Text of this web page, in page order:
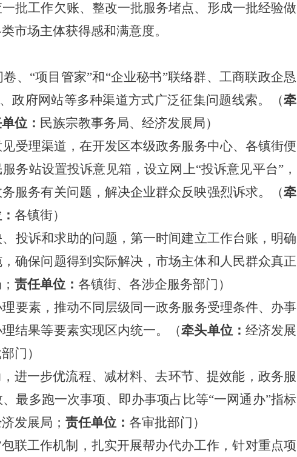
批工作欠账、整改一批服务堵点、形成一批经验做
市场主体获得感和满意度。
、 “项目管家”和“企业秘书”联络群、工商联政企恳
政府网站等多种渠道方式广泛征集问题线索。 （牵
位： 民族宗教事务局、经济发展局）
见受理渠道，在开发区本级政务服务中心、各镇街便
务站设置投诉意见箱，设立网上“投诉意见平台”，
服务有关问题，解决企业群众反映强烈诉求。
（牵
各镇街）
、投诉和求助的问题，第一时间建立工作台账，明确
确保问题得到实际解决，市场主体和人民群众真正
责任单位： 各镇街、各涉企服务部门）
理要素，推动不同层级同一政务服务受理条件、办事
结果等要素实现区内统一。
（牵头单位： 经济发展
门）
进一步优流程、减材料、去环节、提效能，政务服
最多跑一次事项、即办事项占比等“一网通办”指标
发展局； 责任单位： 各审批部门）
联工作机制， 扎实开展帮办代办工作，针对重点项